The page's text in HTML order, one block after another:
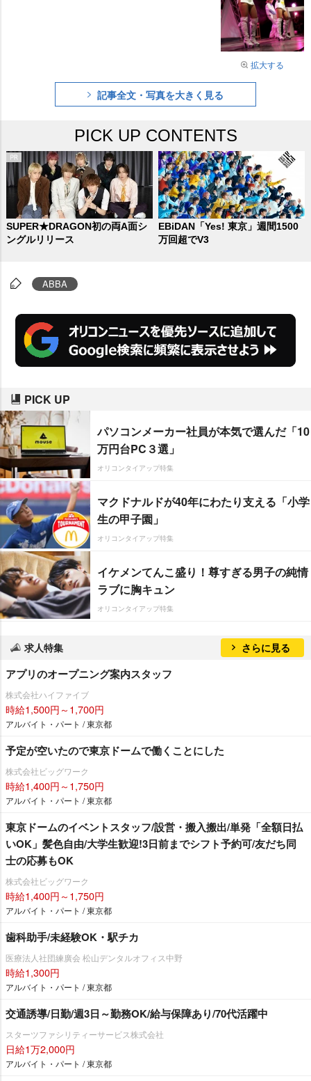
拡大する
記事全文・写真を大きく見る
PICK UP CONTENTS
SUPER★DRAGON初の両A面シ
ングルリリース
EBiDAN「Yes! 東京」週間1500
万回超でV3
ABBA
PICK UP
パソコンメーカー社員が本気で選んだ「10
万円台PC３選」
オリコンタイアップ特集
マクドナルドが40年にわたり支える「小学
生の甲子園」
オリコンタイアップ特集
イケメンてんこ盛り！尊すぎる男子の純情
ラブに胸キュン
オリコンタイアップ特集
求人特集 さらに見る
アプリのオープニング案内スタッフ
株式会社ハイファイブ
時給1,500円～1,700円
アルバイト・パート / 東京都
予定が空いたので東京ドームで働くことにした
株式会社ビッグワーク
時給1,400円～1,750円
アルバイト・パート / 東京都
東京ドームのイベントスタッフ/設営・搬入搬出/単発「全額日払
いOK」髪色自由/大学生歓迎!3日前までシフト予約可/友だち同
士の応募もOK
株式会社ビッグワーク
時給1,400円～1,750円
アルバイト・パート / 東京都
歯科助手/未経験OK・駅チカ
医療法人社団練廣会 松山デンタルオフィス中野
時給1,300円
アルバイト・パート / 東京都
交通誘導/日勤/週3日～勤務OK/給与保障あり/70代活躍中
スターツファシリティーサービス株式会社
日給1万2,000円
アルバイト・パート / 東京都